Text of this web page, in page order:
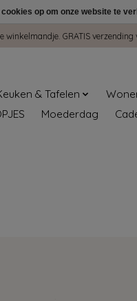
GRATIS verzending
& Tafelen
Moederdag
cookies op om onze website te